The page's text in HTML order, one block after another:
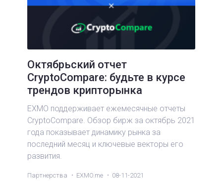
Октябрьский отчет
CryptoCompare: будьте в курсе
трендов крипторынка
EXMO поддерживает ежемесячные отчеты
CryptoCompare. Обзор бирж за октябрь 2021
года показывает динамику рынка за
последний месяц и ключевые векторы его
развития.
Партнерства EXMO.me 08-11-2021